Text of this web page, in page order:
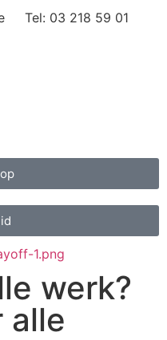
Tel: 03 218 59 01
werk?
alle